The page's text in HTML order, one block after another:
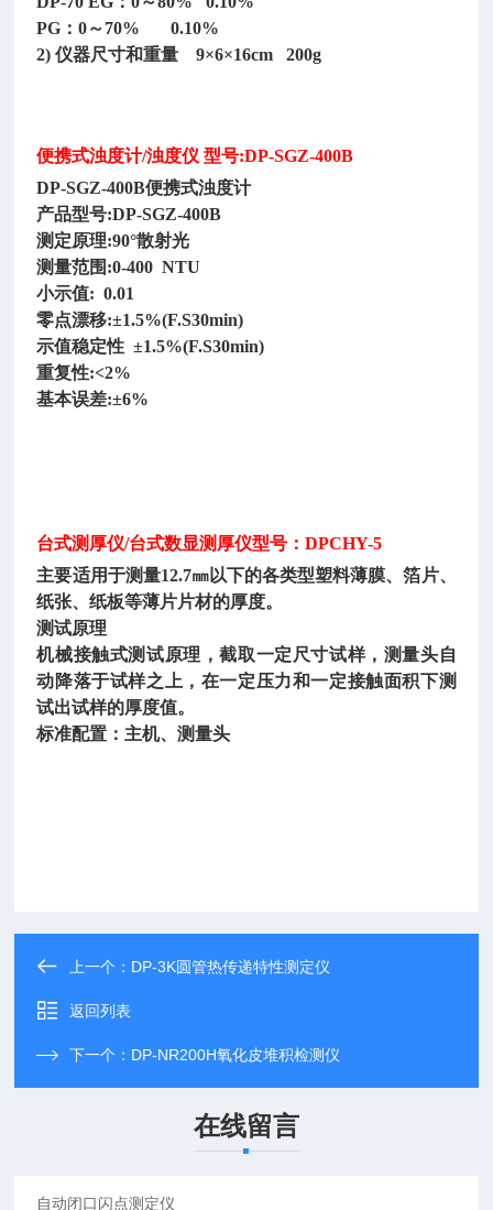
PG：0～70%
0.10%
2) 仪器尺寸和重量 9×6×16cm 200g
便携式浊度计/浊度仪 型号:DP-SGZ-400B
DP-SGZ-400B便携式浊度计
产品型号:DP-SGZ-400B
测定原理:90°散射光
测量范围 :0-400 NTU
小示值: 0.01
零点漂移:±1.5%(F.S30min)
示值稳定性 ±1.5%(F.S30min)
重复性:<2%
基本误差:±6%
台式测厚仪/台式数显测厚仪型号：DPCHY-5
主要适用于测量12.7㎜以下的各类型塑料薄膜、箔片、
纸张、纸板等薄片片材的厚度。
测试原理
机械接触式测试原理，截取一定尺寸试样，测量头自
动降落于试样之上，在一定压力和一定接触面积下测
试出试样的厚度值。
标准配置：主机、测量头
上一个： DP-3K圆管热传递特性测定仪
返回列表
下一个： DP-NR200H氧化皮堆积检测仪
在线留言